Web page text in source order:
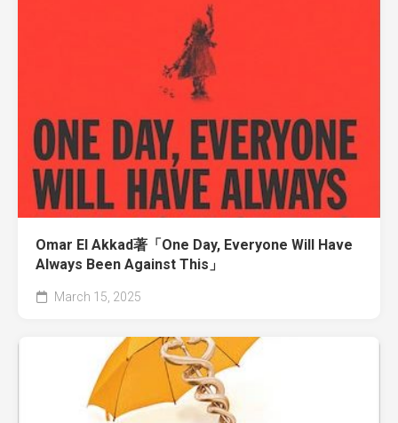
Omar El Akkad著「One Day, Everyone Will Have
Always Been Against This」
March 15, 2025